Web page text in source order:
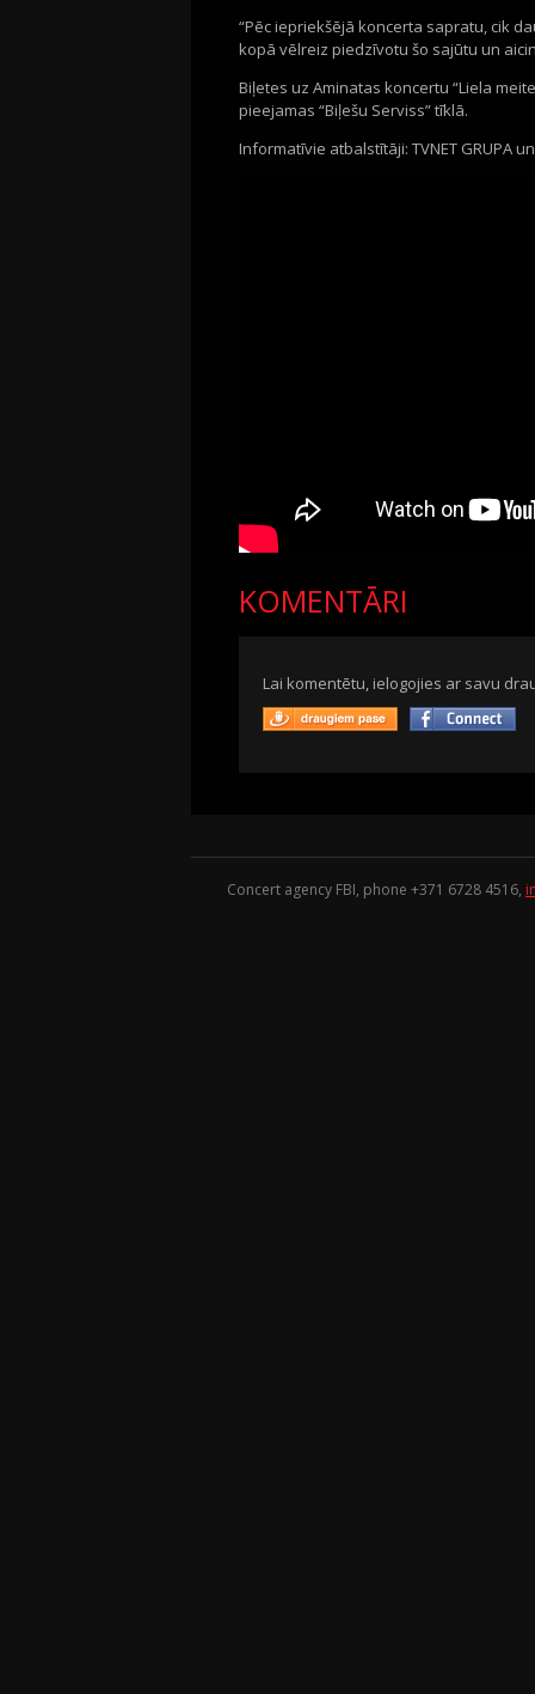
“Pēc iepriekšējā koncerta sapratu, cik
kopā vēlreiz piedzīvotu šo sajūtu un
Biļetes uz Aminatas koncertu “Liela
pieejamas “Biļešu Serviss” tīklā.
Informatīvie atbalstītāji: TVNET GRUPA
KOMENTĀRI
Lai komentētu, ielogojies ar savu
Concert agency FBI, phone +371 6728 4516,